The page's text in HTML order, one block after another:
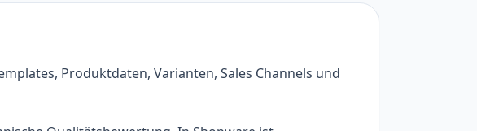
Produktdaten, Varianten, Sales Channels und